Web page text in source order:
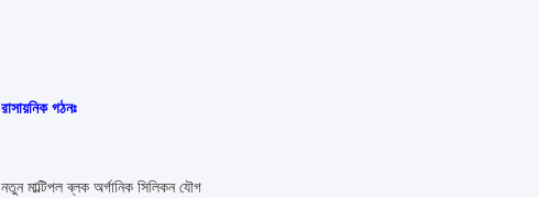
রাসায়নিক গঠনঃ
নতুন মাল্টিপল ব্লক অর্গানিক সিলিকন যৌগ